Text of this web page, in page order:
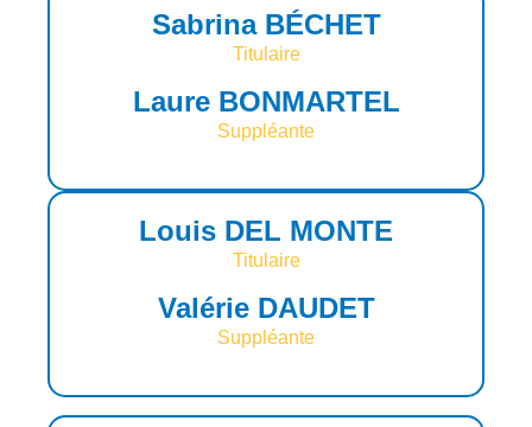
Sabrina BÉCHET
Titulaire
Laure BONMARTEL
Suppléante
Louis DEL MONTE
Titulaire
Valérie DAUDET
Suppléante